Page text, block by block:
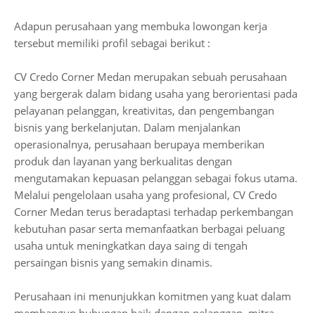
Adapun perusahaan yang membuka lowongan kerja
tersebut memiliki profil sebagai berikut :
CV Credo Corner Medan merupakan sebuah perusahaan
yang bergerak dalam bidang usaha yang berorientasi pada
pelayanan pelanggan, kreativitas, dan pengembangan
bisnis yang berkelanjutan. Dalam menjalankan
operasionalnya, perusahaan berupaya memberikan
produk dan layanan yang berkualitas dengan
mengutamakan kepuasan pelanggan sebagai fokus utama.
Melalui pengelolaan usaha yang profesional, CV Credo
Corner Medan terus beradaptasi terhadap perkembangan
kebutuhan pasar serta memanfaatkan berbagai peluang
usaha untuk meningkatkan daya saing di tengah
persaingan bisnis yang semakin dinamis.
Perusahaan ini menunjukkan komitmen yang kuat dalam